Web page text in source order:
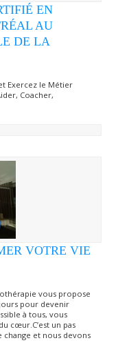
EN
AU
DE LA
Exercez le Métier
Coacher,
VOTRE VIE
vous propose
pour devenir
à tous, vous
cœur.C’est un pas
et nous devons